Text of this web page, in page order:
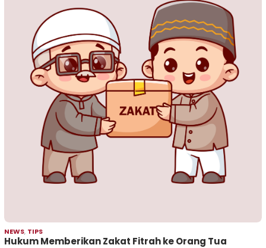
NEWS, TIPS
Hukum Memberikan Zakat Fitrah ke Orang Tua